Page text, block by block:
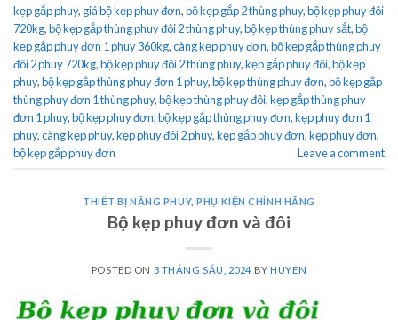
kẹp gắp phuy, giá bộ kẹp phuy đơn,bộ kẹp gắp 2 thùng phuy,bộ kẹp phuy đôi
720kg,bộ kẹp gắp thùng phuy đôi 2 thùng phuy,bộ kẹp thùng phuy sắt,bộ
kẹp gắp phuy đơn 1 phuy 360kg,càng kẹp phuy đơn,bộ kẹp gắp thùng phuy
đôi 2 phuy 720kg,bộ kẹp phuy đôi 2 thùng phuy,kẹp gắp phuy đôi,bộ kẹp
phuy,bộ kẹp gắp thùng phuy đơn 1 phuy,bộ kẹp thùng phuy đơn,bộ kẹp gắp
thùng phuy đơn 1 thùng phuy,bộ kẹp thùng phuy đôi,kẹp gắp thùng phuy
đơn 1 phuy,bộ kẹp phuy đơn,bộ kẹp gắp thùng phuy đơn,kẹp phuy đơn 1
phuy,càng kẹp phuy,kẹp phuy đôi 2 phuy,kẹp gắp phuy đơn,kẹp phuy đơn,
bộ kẹp gắp phuy đơn
Leave a comment
THIẾT BỊ NÂNG PHUY,PHỤ KIỆN CHÍNH HÃNG
Bộ kẹp phuy đơn và đôi
POSTED ON 3 THÁNG SÁU, 2024 BYHUYEN